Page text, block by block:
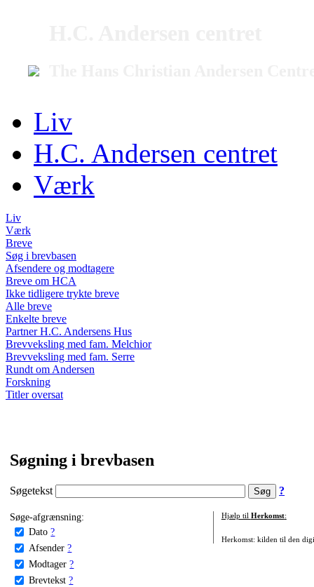
Liv
H.C. Andersen centret
Værk
Liv
Værk
Breve
Søg i brevbasen
Afsendere og modtagere
Breve om HCA
Ikke tidligere trykte breve
Alle breve
Enkelte breve
Partner H.C. Andersens Hus
Brevveksling med fam. Melchior
Brevveksling med fam. Serre
Rundt om Andersen
Forskning
Titler oversat
Søgning i brevbasen
Søgetekst ?
Søge-afgrænsning:
Dato ?
Afsender ?
Modtager ?
Brevtekst ?
Hjælp til Herkomst:
Herkomst: kilden til den